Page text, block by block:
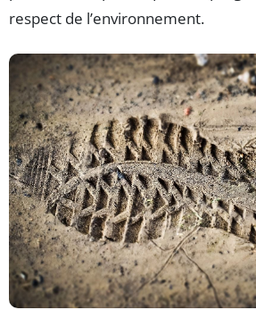
respect de l’environnement.